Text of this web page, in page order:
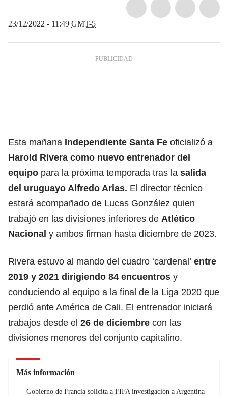
23/12/2022 - 11:49 GMT-5
Esta mañana Independiente Santa Fe oficializó a
Harold Rivera como nuevo entrenador del
equipo para la próxima temporada tras la salida
del uruguayo Alfredo Arias. El director técnico
estará acompañado de Lucas González quien
trabajó en las divisiones inferiores de Atlético
Nacional y ambos firman hasta diciembre de 2023.
Rivera estuvo al mando del cuadro ‘cardenal’ entre
2019 y 2021 dirigiendo 84 encuentros y
conduciendo al equipo a la final de la Liga 2020 que
perdió ante América de Cali. El entrenador iniciará
trabajos desde el 26 de diciembre con las
divisiones menores del conjunto capitalino.
Más información
Gobierno de Francia solicita a FIFA investigación a Argentina